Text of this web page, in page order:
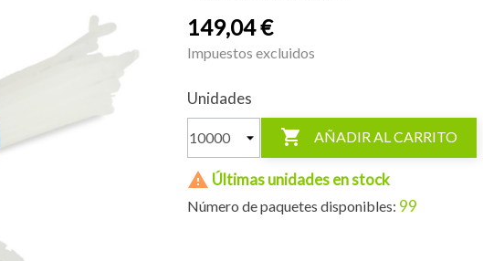
149,04 €
Impuestos excluidos
Unidades
 AÑADIR AL CARRITO
 Últimas unidades en stock
Número de paquetes disponibles: 99